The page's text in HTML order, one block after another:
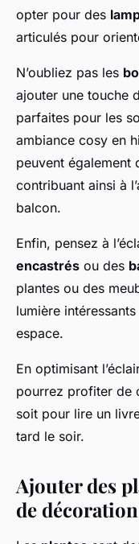
opter pour des
articulés pour
N’oubliez pas les
ajouter une touche
parfaites pour les
ambiance cosy en
peuvent également
contribuant ainsi à
balcon.
Enfin, pensez à
encastrés ou des
plantes ou des
lumière
espace.
En optimisant
pourrez profiter de
soit pour lire un
tard le soir.
Ajouter des
de décoration